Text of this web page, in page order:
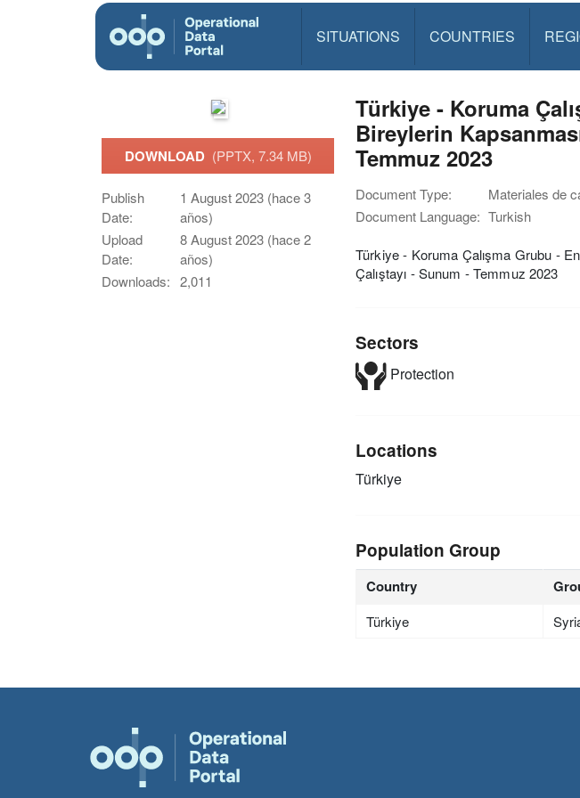
SITUATIONS COUNTRIES
DOWNLOAD (PPTX, 7.34 MB)
Publish
Date:
1 August 2023 (hace 3
años)
Upload
Date:
8 August 2023 (hace 2
años)
Downloads: 2,011
Türkiye - Koruma
Bireylerin
Temmuz 2023
Document Type:
Materiales de
Document Language: Turkish
Türkiye - Koruma Çalışma Grubu -
Çalıştayı - Sunum - Temmuz 2023
Sectors
Protection
Locations
Türkiye
Population Group
Country
Türkiye